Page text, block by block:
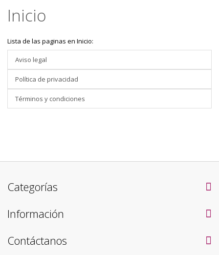
Inicio
Lista de las paginas en Inicio:
Aviso legal
Política de privacidad
Términos y condiciones
Categorías
Información
Contáctanos